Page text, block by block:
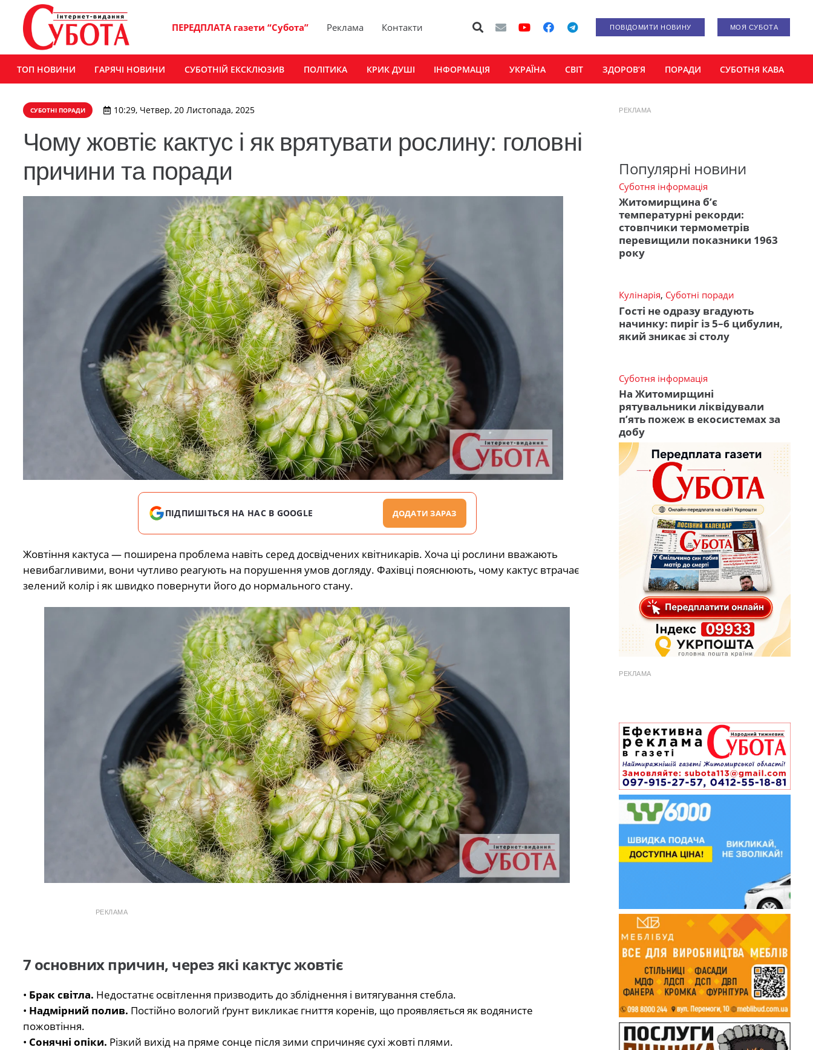
ПЕРЕДПЛАТА газети “Субота” Реклама Контакти ПОВІДОМИТИ НОВИНУ МОЯ СУБОТА
ТОП НОВИНИ ГАРЯЧІ НОВИНИ СУБОТНІЙ ЕКСКЛЮЗИВ ПОЛІТИКА КРИК ДУШІ ІНФОРМАЦІЯ УКРАЇНА СВІТ ЗДОРОВ’Я ПОРАДИ СУБОТНЯ КАВА
СУБОТНІ ПОРАДИ 10:29, Четвер, 20 Листопада, 2025
Чому жовтіє кактус і як врятувати рослину: головні
причини та поради
ПІДПИШІТЬСЯ НА НАС В GOOGLE ДОДАТИ ЗАРАЗ
Жовтіння кактуса — поширена проблема навіть серед досвідчених квітникарів. Хоча ці рослини вважають
невибагливими, вони чутливо реагують на порушення умов догляду. Фахівці пояснюють, чому кактус втрачає
зелений колір і як швидко повернути його до нормального стану.
РЕКЛАМА
7 основних причин, через які кактус жовтіє
• Брак світла. Недостатнє освітлення призводить до збліднення і витягування стебла.
• Надмірний полив. Постійно вологий ґрунт викликає гниття коренів, що проявляється як водянисте
пожовтіння.
• Сонячні опіки. Різкий вихід на пряме сонце після зими спричиняє сухі жовті плями.
РЕКЛАМА
Популярні новини
Суботня інформація
Житомирщина б’є
температурні рекорди:
стовпчики термометрів
перевищили показники 1963
року
Кулінарія, Суботні поради
Гості не одразу вгадують
начинку: пиріг із 5–6 цибулин,
який зникає зі столу
Суботня інформація
На Житомирщині
рятувальники ліквідували
п’ять пожеж в екосистемах за
добу
РЕКЛАМА